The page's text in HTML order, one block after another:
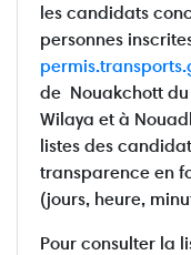
les candidats
personnes
de Nouakchott
Wilaya et à
listes des
transparence en
(jours, heure,
Pour consulter la